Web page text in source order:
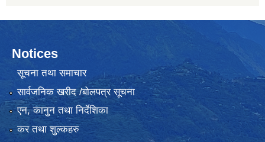
Notices
सूचना तथा समाचार
सार्वजनिक खरीद /बोलपत्र सूचना
एन, कानुन तथा निर्देशिका
कर तथा शुल्कहरु